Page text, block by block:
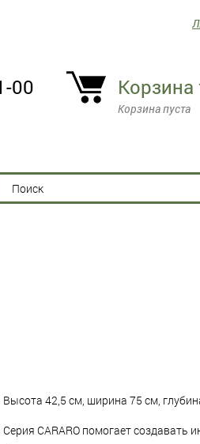
00 Корзина
Корзина пуста
Высота 42,5 см, ширина 75 см,
Серия CARARO помогает создавать